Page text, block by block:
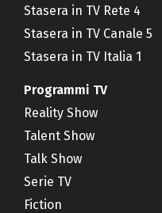
Stasera in TV Rete 4
Stasera in TV Canale 5
Stasera in TV Italia 1
Programmi TV
Reality Show
Talent Show
Talk Show
Serie TV
Fiction